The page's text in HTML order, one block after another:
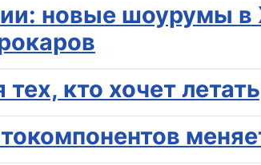
новые шоурумы
кто хочет